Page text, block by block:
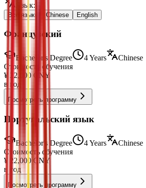
Язык:
Все языки Chinese English
Французский
Bachelor's Degree 4 Years
Chinese
Стоимость обучения
¥ 22,000 CNY
в год
Посмотреть программу
Португальский язык
Bachelor's Degree 4 Years
Chinese
Стоимость обучения
¥ 22,000 CNY
в год
Посмотреть программу